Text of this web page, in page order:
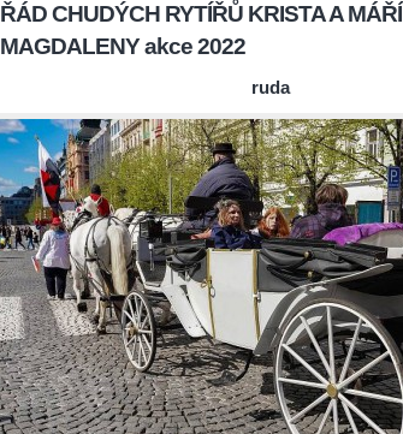
ŘÁD CHUDÝCH RYTÍŘŮ KRISTA A MÁŘÍ
MAGDALENY akce 2022
ruda